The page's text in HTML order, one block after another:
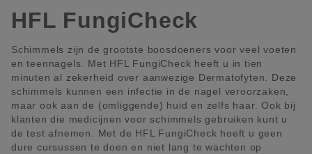
HFL FungiCheck
Schimmels zijn de grootste boosdoeners voor veel voeten
en teennagels. Met HFL FungiCheck heeft u in tien
minuten al zekerheid over aanwezige Dermatofyten. Deze
schimmels kunnen een infectie in de nagel veroorzaken,
maar ook aan de (omliggende) huid en zelfs haar. Ook bij
klanten die medicijnen voor schimmels gebruiken kunt u
de test afnemen. Met de HFL FungiCheck hoeft u geen
dure cursussen te doen en niet lang te wachten op